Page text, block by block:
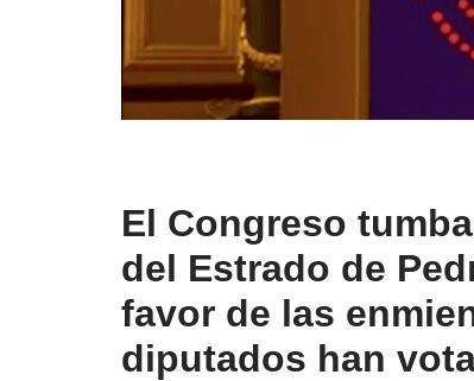
El Congreso
del Estrado de
favor de las
diputados han